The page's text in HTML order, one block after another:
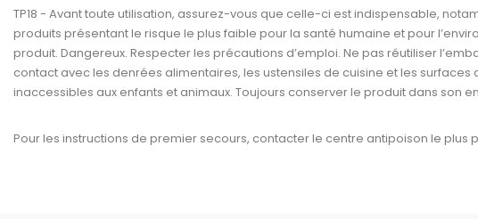
TP18 - Avant toute utilisation, assurez-vous que celle-ci est indispensable,
produits présentant le risque le plus faible pour la santé humaine et pour
produit. Dangereux. Respecter les précautions d’emploi. Ne pas réutiliser
contact avec les denrées alimentaires, les ustensiles de cuisine et les
inaccessibles aux enfants et animaux. Toujours conserver le produit dans son
Pour les instructions de premier secours, contacter le centre antipoison le plus